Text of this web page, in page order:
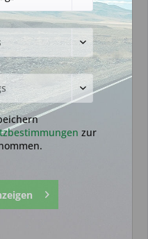
für Audi
Produkt)
zur